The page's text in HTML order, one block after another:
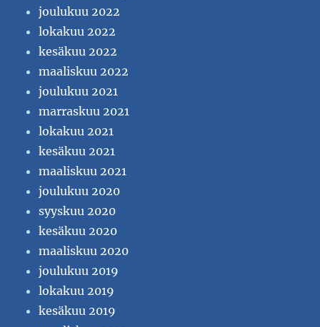
joulukuu 2022
lokakuu 2022
kesäkuu 2022
maaliskuu 2022
joulukuu 2021
marraskuu 2021
lokakuu 2021
kesäkuu 2021
maaliskuu 2021
joulukuu 2020
syyskuu 2020
kesäkuu 2020
maaliskuu 2020
joulukuu 2019
lokakuu 2019
kesäkuu 2019